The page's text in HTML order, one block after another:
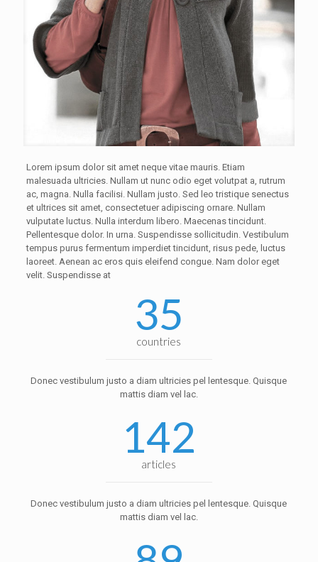
Lorem ipsum dolor sit amet neque vitae mauris. Etiam
malesuada ultricies. Nullam ut nunc odio eget volutpat a, rutrum
ac, magna. Nulla facilisi. Nullam justo. Sed leo tristique senectus
et ultrices sit amet, consectetuer adipiscing ornare. Nullam
vulputate luctus. Nulla interdum libero. Maecenas tincidunt.
Pellentesque dolor. In urna. Suspendisse sollicitudin. Vestibulum
tempus purus fermentum imperdiet tincidunt, risus pede, luctus
laoreet. Aenean ac eros quis eleifend congue. Nam dolor eget
velit. Suspendisse at
35
countries
Donec vestibulum justo a diam ultricies pel lentesque. Quisque
mattis diam vel lac.
142
articles
Donec vestibulum justo a diam ultricies pel lentesque. Quisque
mattis diam vel lac.